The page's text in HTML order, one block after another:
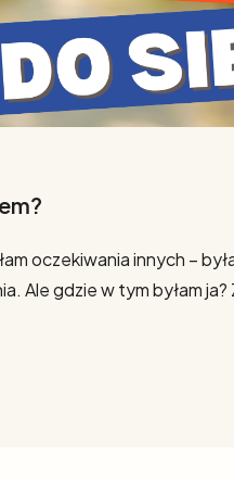
oczekiwania innych –
Ale gdzie w tym byłam ja?